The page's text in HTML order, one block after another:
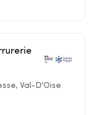
Val-D'Oise